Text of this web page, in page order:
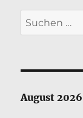
Suchen
nach:
August 2026